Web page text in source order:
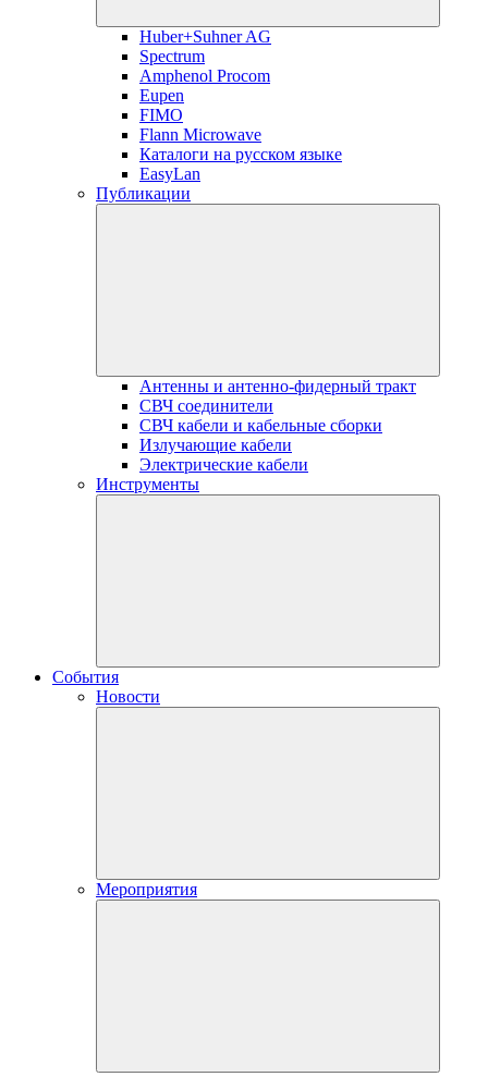
Huber+Suhner AG
Spectrum
Amphenol Procom
Eupen
FIMO
Flann Microwave
Каталоги на русском языке
EasyLan
Публикации
Антенны и антенно-фидерный тракт
СВЧ соединители
СВЧ кабели и кабельные сборки
Излучающие кабели
Электрические кабели
Инструменты
События
Новости
Мероприятия